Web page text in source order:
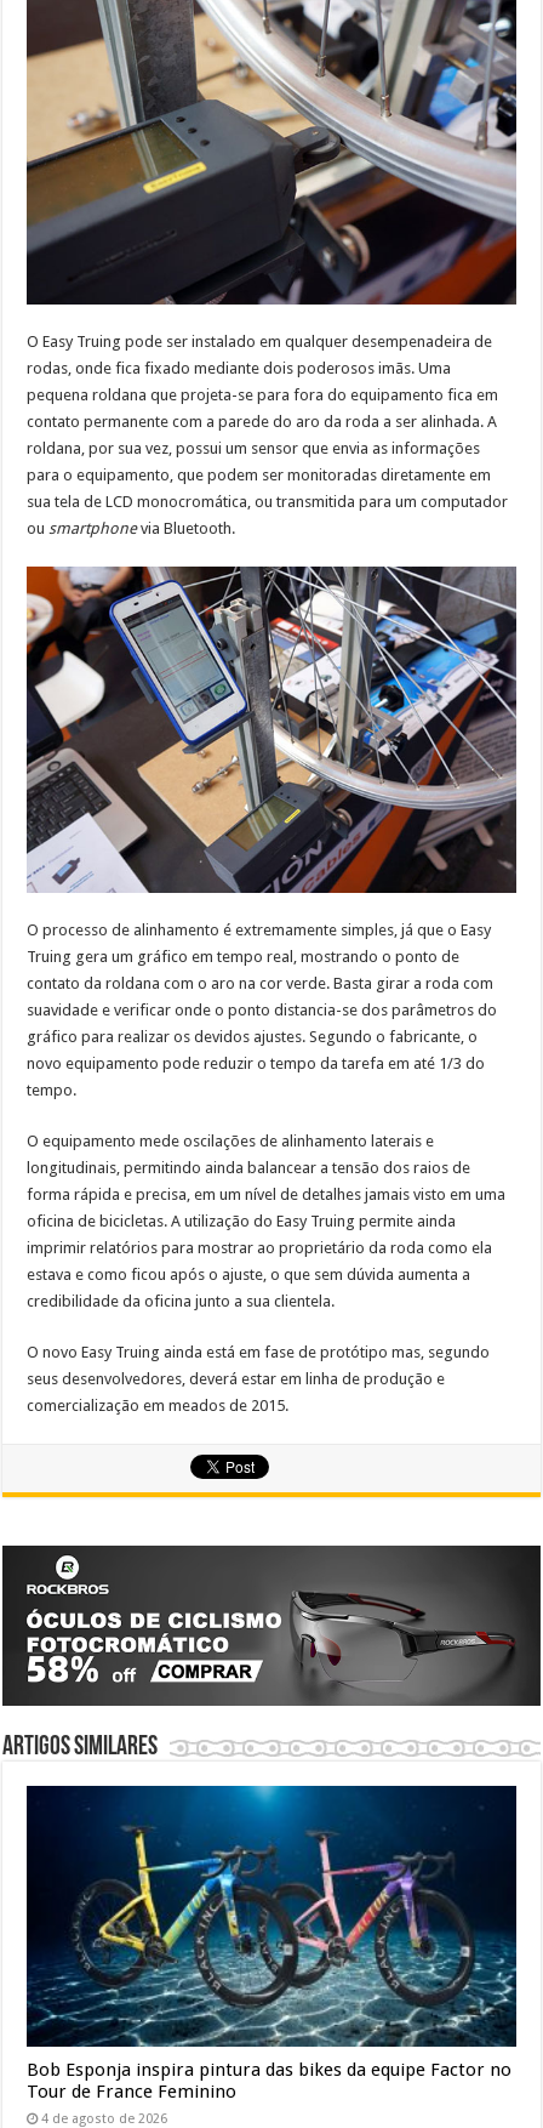
O Easy Truing pode ser instalado em qualquer desempenadeira de
rodas, onde fica fixado mediante dois poderosos imãs. Uma
pequena roldana que projeta-se para fora do equipamento fica em
contato permanente com a parede do aro da roda a ser alinhada. A
roldana, por sua vez, possui um sensor que envia as informações
para o equipamento, que podem ser monitoradas diretamente em
sua tela de LCD monocromática, ou transmitida para um computador
ousmartphonevia Bluetooth.
O processo de alinhamento é extremamente simples, já que o Easy
Truing gera um gráfico em tempo real, mostrando o ponto de
contato da roldana com o aro na cor verde. Basta girar a roda com
suavidade e verificar onde o ponto distancia-se dos parâmetros do
gráfico para realizar os devidos ajustes. Segundo o fabricante, o
novo equipamento pode reduzir o tempo da tarefa em até 1/3 do
tempo.
O equipamento mede oscilações de alinhamento laterais e
longitudinais, permitindo ainda balancear a tensão dos raios de
forma rápida e precisa, em um nível de detalhes jamais visto em uma
oficina de bicicletas. A utilização do Easy Truing permite ainda
imprimir relatórios para mostrar ao proprietário da roda como ela
estava e como ficou após o ajuste, o que sem dúvida aumenta a
credibilidade da oficina junto a sua clientela.
O novo Easy Truing ainda está em fase de protótipo mas, segundo
seus desenvolvedores, deverá estar em linha de produção e
comercialização em meados de 2015.
Artigos similares
Bob Esponja inspira pintura das bikes da equipe Factor no
Tour de France Feminino
4 de agosto de 2026